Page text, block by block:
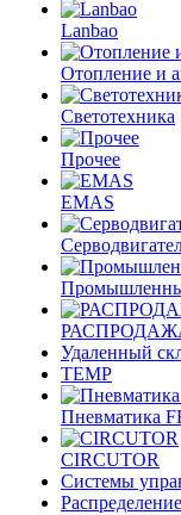
Lanbao
Отопление и
Светотехника
Прочее
EMAS
Удаленный
TEMP
Пневматика
CIRCUTOR
Системы